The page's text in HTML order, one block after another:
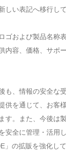
しい表記へ移行し
ゴおよび製品名称
内容、価格、サポ
も、情報の安全な
供を通じて、お客
す。また、今後は
安全に管理・活用
」の拡販を強化して